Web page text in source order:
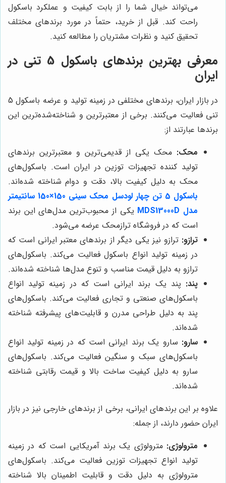
می‌تواند خیال شما را از بابت کیفیت و عملکرد باسکول
راحت کند. قبل از خرید، حتماً در مورد برندهای مختلف
تحقیق کنید و نظرات مشتریان را مطالعه کنید.
معرفی بهترین برندهای باسکول 5 تنی در
ایران
در بازار ایران، برندهای مختلفی در زمینه تولید و عرضه باسکول 5
تنی فعالیت می‌کنند. برخی از معتبرترین و شناخته‌شده‌ترین این
برندها عبارتند از:
محک: محک یکی از قدیمی‌ترین و معتبرترین برندهای
تولید کننده تجهیزات توزین در ایران است. باسکول‌های
محک به دلیل کیفیت بالا، دقت و دوام شناخته شده‌اند.
باسکول 5 تن چهار لودسل محک سینی 150×150 سانتیمتر
مدل MDS13000D
یکی از محبوب‌ترین مدل‌های این برند
است که در فروشگاه ترازمحک عرضه می‌شود.
ترازو: ترازو نیز یکی دیگر از برندهای معتبر ایرانی است که
در زمینه تولید انواع باسکول فعالیت می‌کند. باسکول‌های
ترازو به دلیل قیمت مناسب و تنوع مدل‌ها شناخته شده‌اند.
پند: پند یک برند ایرانی است که در زمینه تولید انواع
باسکول‌های صنعتی و تجاری فعالیت می‌کند. باسکول‌های
پند به دلیل طراحی مدرن و قابلیت‌های پیشرفته شناخته
شده‌اند.
سارو: سارو یک برند ایرانی است که در زمینه تولید انواع
باسکول‌های سبک و سنگین فعالیت می‌کند. باسکول‌های
سارو به دلیل کیفیت ساخت بالا و قیمت رقابتی شناخته
شده‌اند.
علاوه بر این برندهای ایرانی، برخی از برندهای خارجی نیز در بازار
ایران حضور دارند، از جمله:
مترولوژی: مترولوژی یک برند آمریکایی است که در زمینه
تولید انواع تجهیزات توزین فعالیت می‌کند. باسکول‌های
مترولوژی به دلیل دقت و قابلیت اطمینان بالا شناخته